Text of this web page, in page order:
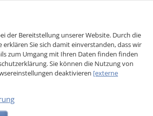
der Bereitstellung unserer Website. Durch die
erklären Sie sich damit einverstanden, dass wir
zum Umgang mit Ihren Daten finden finden
Sie können die Nutzung von
deaktivieren [externe